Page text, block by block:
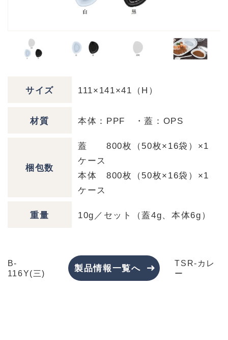
サイズ 111×141×41（H）
材質 本体：PPF ・蓋：OPS
梱包数
蓋 800枚（50枚×16袋）×1
ケース
本体 800枚（50枚×16袋）×1
ケース
重量 10g／セット（蓋4g、本体6g）
B-
116Y(三)
製品情報一覧へ
TSR-カレ
ー